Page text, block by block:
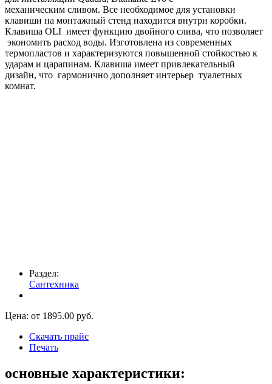
механическим сливом. Все необходимое для установки
клавиши на монтажный стенд находится внутри коробки.
Клавиша OLI имеет функцию двойного слива, что позволяет
экономить расход воды. Изготовлена из современных
термопластов и характеризуются повышенной стойкостью к
ударам и царапинам. Клавиша имеет привлекательный
дизайн, что гармонично дополняет интерьер туалетных
комнат.
Раздел:
Сантехника
Цена: от 1895.00 руб.
Скачать прайс
Печать
основные характеристики: